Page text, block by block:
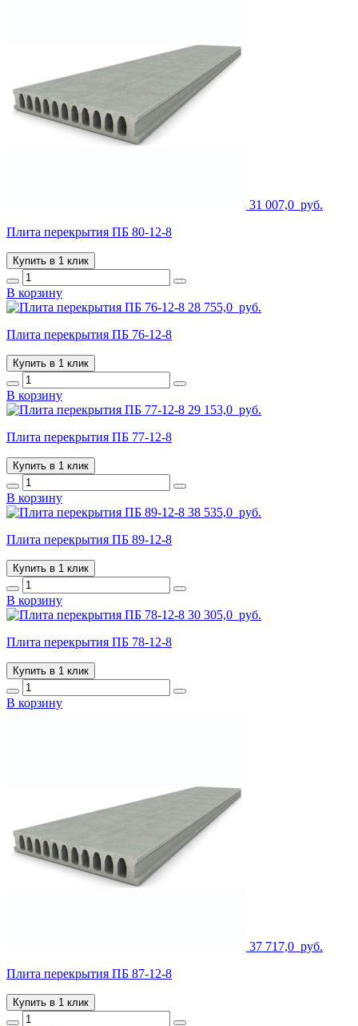
31 007,0 руб.
Плита перекрытия ПБ 80-12-8
Купить в 1 клик
В корзину
28 755,0 руб.
Плита перекрытия ПБ 76-12-8
Купить в 1 клик
В корзину
29 153,0 руб.
Плита перекрытия ПБ 77-12-8
Купить в 1 клик
В корзину
38 535,0 руб.
Плита перекрытия ПБ 89-12-8
Купить в 1 клик
В корзину
30 305,0 руб.
Плита перекрытия ПБ 78-12-8
Купить в 1 клик
В корзину
37 717,0 руб.
Плита перекрытия ПБ 87-12-8
Купить в 1 клик